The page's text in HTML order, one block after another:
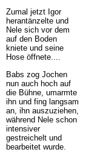
Zumal jetzt Igor
herantänzelte und
Nele sich vor dem
auf den Boden
kniete und seine
Hose öffnete....
Babs zog Jochen
nun auch hoch auf
die Bühne, umarmte
ihn und fing langsam
an, ihn auszuziehen,
während Nele schon
intensiver
gestreichelt und
bearbeitet wurde.